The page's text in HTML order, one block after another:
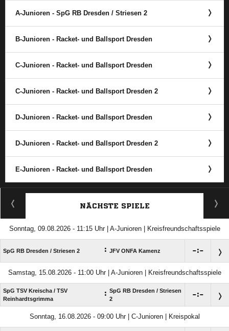
A-Junioren - SpG RB Dresden /​ Striesen 2
B-Junioren - Racket- und Ballsport Dresden
C-Junioren - Racket- und Ballsport Dresden
C-Junioren - Racket- und Ballsport Dresden 2
D-Junioren - Racket- und Ballsport Dresden
D-Junioren - Racket- und Ballsport Dresden 2
E-Junioren - Racket- und Ballsport Dresden
ANZEIGE
NÄCHSTE SPIELE
Sonntag, 09.08.2026 - 11:15 Uhr | A-Junioren | Kreisfreundschaftsspiele
SpG RB Dresden /​ Striesen 2 : JFV ONFA Kamenz :
Samstag, 15.08.2026 - 11:00 Uhr | A-Junioren | Kreisfreundschaftsspiele
SpG TSV Kreischa /​ TSV
Reinhardtsgrimma
: SpG RB Dresden /​ Striesen
2
:
Sonntag, 16.08.2026 - 09:00 Uhr | C-Junioren | Kreispokal